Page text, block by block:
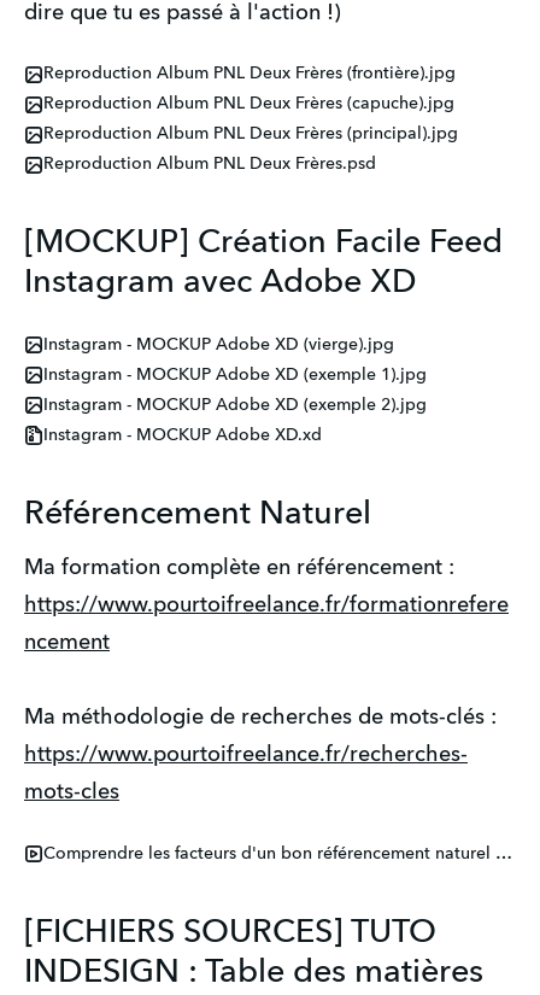
dire que tu es passé à l'action !)
Reproduction Album PNL Deux Frères (frontière).jpg
Reproduction Album PNL Deux Frères (capuche).jpg
Reproduction Album PNL Deux Frères (principal).jpg
Reproduction Album PNL Deux Frères.psd
[MOCKUP] Création Facile Feed
Instagram avec Adobe XD
Instagram - MOCKUP Adobe XD (vierge).jpg
Instagram - MOCKUP Adobe XD (exemple 1).jpg
Instagram - MOCKUP Adobe XD (exemple 2).jpg
Instagram - MOCKUP Adobe XD.xd
Référencement Naturel
Ma formation complète en référencement :
https://www.pourtoifreelance.fr/formationrefere
ncement
Ma méthodologie de recherches de mots-clés :
https://www.pourtoifreelance.fr/recherches-
mots-cles
Comprendre les facteurs d'un bon référencement naturel de son site web
[FICHIERS SOURCES] TUTO
INDESIGN : Table des matières